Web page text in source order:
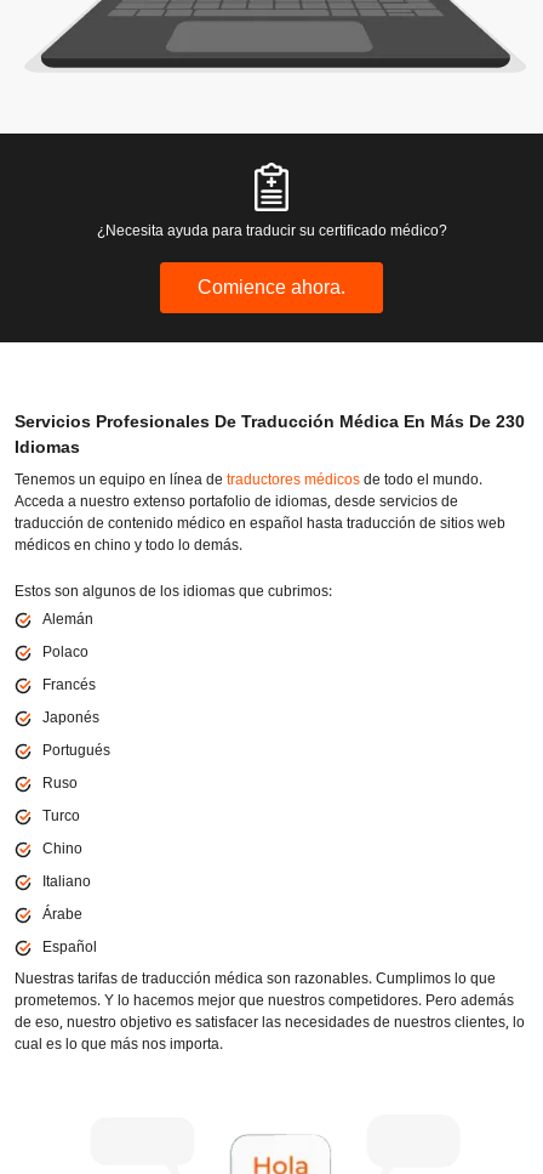
¿Necesita ayuda para traducir su certificado médico?
Comience ahora.
Servicios Profesionales De Traducción Médica En Más De 230
Idiomas
Tenemos un equipo en línea detraductores médicosde todo el mundo.
Acceda a nuestro extenso portafolio de idiomas, desde servicios de
traducción de contenido médico en español hasta traducción de sitios web
médicos en chino y todo lo demás.
Estos son algunos de los idiomas que cubrimos:
Alemán
Polaco
Francés
Japonés
Portugués
Ruso
Turco
Chino
Italiano
Árabe
Español
Nuestras tarifas de traducción médica son razonables. Cumplimos lo que
prometemos. Y lo hacemos mejor que nuestros competidores. Pero además
de eso, nuestro objetivo es satisfacer las necesidades de nuestros clientes, lo
cual es lo que más nos importa.